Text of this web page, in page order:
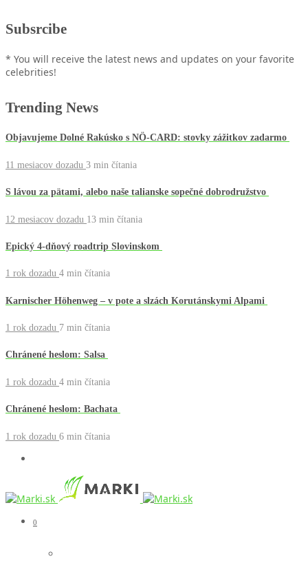
Subsrcibe
* You will receive the latest news and updates on your favorite
celebrities!
Trending News
Objavujeme Dolné Rakúsko s NÖ-CARD: stovky zážitkov zadarmo
11 mesiacov dozadu 3 min čítania
S lávou za pätami, alebo naše talianske sopečné dobrodružstvo
12 mesiacov dozadu 13 min čítania
Epický 4-dňový roadtrip Slovinskom
1 rok dozadu 4 min čítania
Karnischer Höhenweg – v pote a slzách Korutánskymi Alpami
1 rok dozadu 7 min čítania
Chránené heslom: Salsa
1 rok dozadu 4 min čítania
Chránené heslom: Bachata
1 rok dozadu 6 min čítania
0